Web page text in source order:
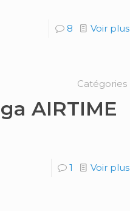
8 Voir plus
Catégories
AIRTIME
1 Voir plus